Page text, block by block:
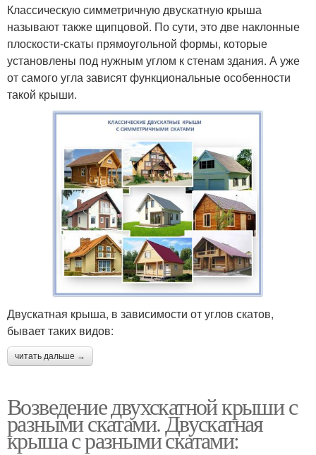
Классическую симметричную двускатную крыша
называют также щипцовой. По сути, это две наклонные
плоскости-скаты прямоугольной формы, которые
установлены под нужным углом к стенам здания. А уже
от самого угла зависят функциональные особенности
такой крыши.
Двускатная крыша, в зависимости от углов скатов,
бывает таких видов:
читать дальше →
Возведение двухскатной крыши с
разными скатами. Двускатная
крыша с разными скатами: